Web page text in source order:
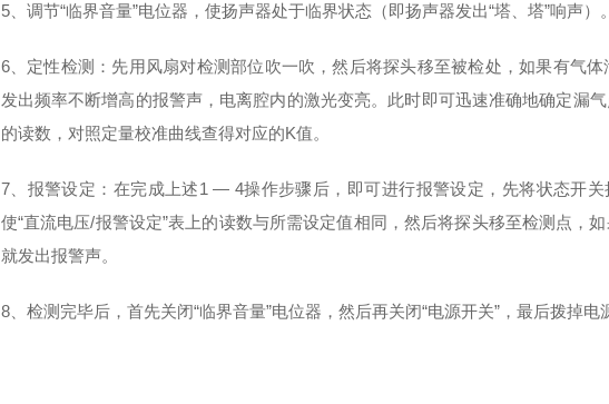
5、调节“临界音量”电位器，使扬声器处于临界状态（即扬声器发出“塔、塔”响声）
6、定性检测：先用风扇对检测部位吹一吹，然后将探头移至被检处，如果有气
发出频率不断增高的报警声，电离腔内的激光变亮。此时即可迅速准确地确定漏
的读数，对照定量校准曲线查得对应的K值。
7、报警设定：在完成上述1 — 4操作步骤后，即可进行报警设定，先将状态开关
使“直流电压/报警设定”表上的读数与所需设定值相同，然后将探头移至检测点，
就发出报警声。
8、检测完毕后，首先关闭“临界音量”电位器，然后再关闭“电源开关”，最后拨掉电